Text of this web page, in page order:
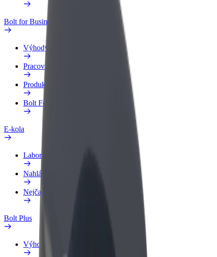
Bolt for Business
Výhody
Pracovní profil
Produkty
Bolt Food pro Business
E-kola
Laboratoř bezpečnosti
Nahlásit problém
Nejčastější otázky
Bolt Plus
Výhody